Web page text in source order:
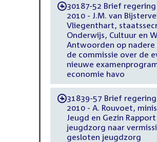
-30187-52 Brief
2010 - J.M. van
Vliegenthart,
Onderwijs, Cultuur en
Antwoorden op nadere
de commissie over de
nieuwe
economie havo
-31839-57 Brief
2010 - A. Rouvoet,
Jeugd en Gezin
jeugdzorg naar
gesloten jeugdzorg